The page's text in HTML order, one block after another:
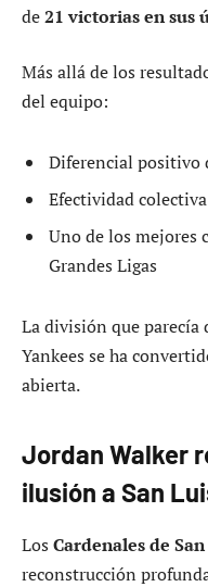
de21 victorias en sus
Más allá de los
del equipo:
Diferencial positivo
Efectividad
Uno de los mejores
Grandes Ligas
La división que parecía
Yankees se ha
abierta.
Jordan Walker
ilusión a San
Los Cardenales de
reconstrucción